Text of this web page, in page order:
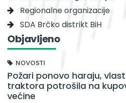
Regionalne organizacije
SDA Brčko distrikt BiH
Objavljeno
NOVOSTI
Požari ponovo haraju,
traktora potrošila na
većine